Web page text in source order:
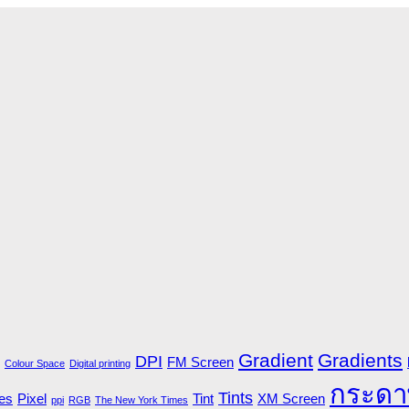
Colour Space Digital printing DPI FM Screen Gradient Gradients
Pixel ppi RGB The New York Times Tint Tints XM Screen กระด